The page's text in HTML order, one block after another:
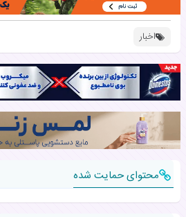
اخبار
محتوای حمایت شده